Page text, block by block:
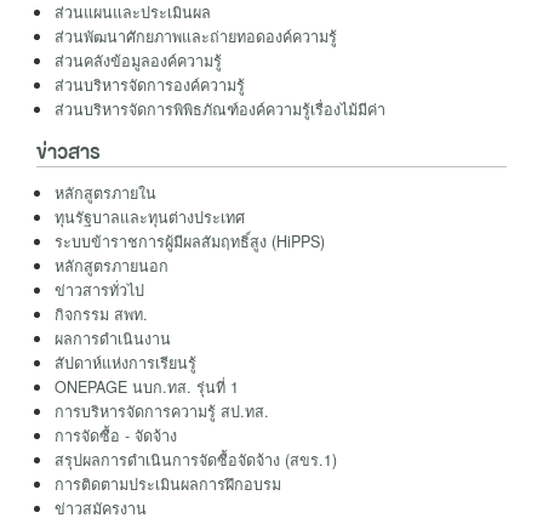
ส่วนแผนและประเมินผล
ส่วนพัฒนาศักยภาพและถ่ายทอดองค์ความรู้
ส่วนคลังข้อมูลองค์ความรู้
ส่วนบริหารจัดการองค์ความรู้
ส่วนบริหารจัดการพิพิธภัณฑ์องค์ความรู้เรื่องไม้มีค่า
ข่าวสาร
หลักสูตรภายใน
ทุนรัฐบาลและทุนต่างประเทศ
ระบบข้าราชการผู้มีผลสัมฤทธิ์สูง (HiPPS)
หลักสูตรภายนอก
ข่าวสารทั่วไป
กิจกรรม สพท.
ผลการดำเนินงาน
สัปดาห์แห่งการเรียนรู้
ONEPAGE นบก.ทส. รุ่นที่ 1
การบริหารจัดการความรู้ สป.ทส.
การจัดซื้อ - จัดจ้าง
สรุปผลการดำเนินการจัดซื้อจัดจ้าง (สขร.1)
การติดตามประเมินผลการฝึกอบรม
ข่าวสมัครงาน